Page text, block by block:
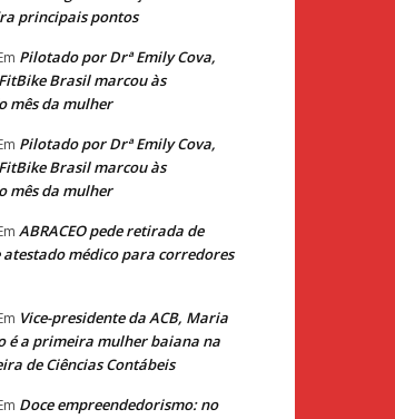
principais pontos
Pilotado por Drª Emily Cova,
Brasil marcou às
mês da mulher
Pilotado por Drª Emily Cova,
Brasil marcou às
mês da mulher
ABRACEO pede retirada de
médico para corredores
Vice-presidente da ACB, Maria
é a primeira mulher baiana na
de Ciências Contábeis
Doce empreendedorismo: no